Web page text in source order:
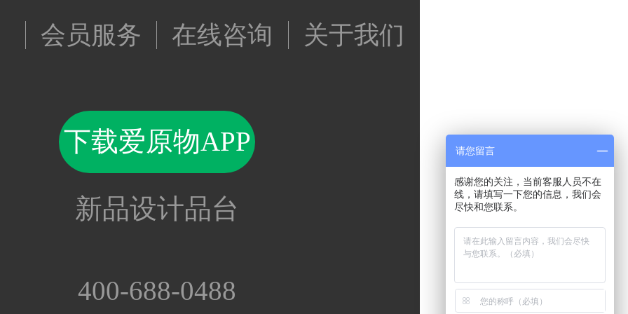
会员服务 在线咨询 关于我们
下载爱原物APP
新品设计品台
400-688-0488
请您留言
感谢您的关注，当前客服人员不在
线，请填写一下您的信息，我们会
尽快和您联系。